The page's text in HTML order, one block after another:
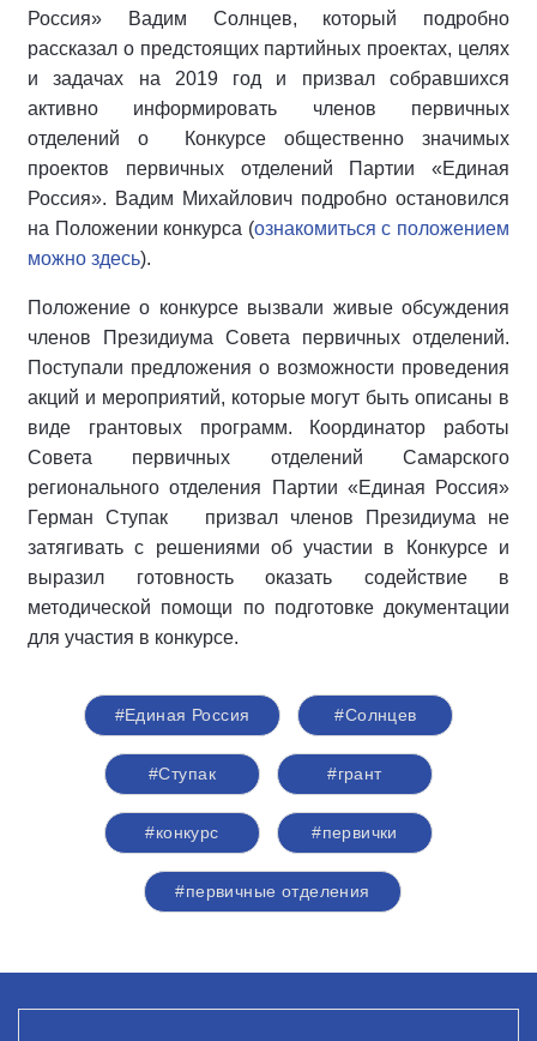
Россия» Вадим Солнцев, который подробно
рассказал о предстоящих партийных проектах, целях
и задачах на 2019 год и призвал собравшихся
активно информировать членов первичных
отделений о Конкурсе общественно значимых
проектов первичных отделений Партии «Единая
Россия». Вадим Михайлович подробно остановился
на Положении конкурса (ознакомиться с положением
можно здесь).
Положение о конкурсе вызвали живые обсуждения
членов Президиума Совета первичных отделений.
Поступали предложения о возможности проведения
акций и мероприятий, которые могут быть описаны в
виде грантовых программ. Координатор работы
Совета первичных отделений Самарского
регионального отделения Партии «Единая Россия»
Герман Ступак призвал членов Президиума не
затягивать с решениями об участии в Конкурсе и
выразил готовность оказать содействие в
методической помощи по подготовке документации
для участия в конкурсе.
#Единая Россия #Солнцев
#Ступак #грант
#конкурс #первички
#первичные отделения